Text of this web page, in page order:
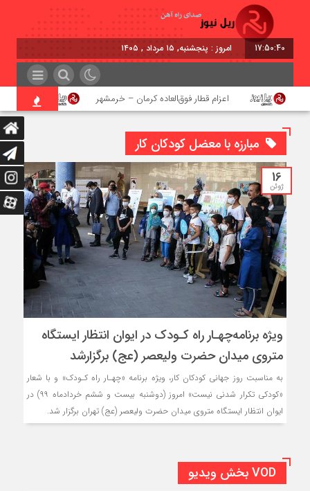
17:50:40 امروز : پنجشنبه, ۱۵ مرداد , ۱۴۰۵
اعزام قطار فوق‌العاده کرمان – خرمشهر
مبارزه با معضل کودکان کار
16
ژوئن
ویژه برنامه‌چهـار راه کـودک در ایوان انتظار ایستگاه
متروی میدان حضرت ولیعصر (عج) برگزارشد
به مناسبت روز جهانی کودکان کار، ویژه برنامه‌ «چهـار راه کـودک» و با شعار
«کودکی تکرار شدنی نیست» امروز (دوشنبه بیست و ششم خردادماه ۹۹) در
ایوان انتظار ایستگاه متروی میدان حضرت ولیعصر (عج) تهران برگزار شد.
VOD بخش ویدیو